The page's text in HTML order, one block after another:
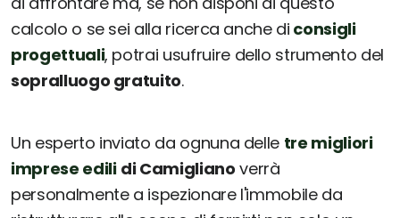
calcolo o se sei alla ricerca anche di consigli
progettuali, potrai usufruire dello strumento del
sopralluogo gratuito.
Un esperto inviato da ognuna delle tre migliori
imprese edili di Camigliano verrà
personalmente a ispezionare l'immobile da